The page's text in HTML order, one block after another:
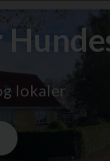
lokaler